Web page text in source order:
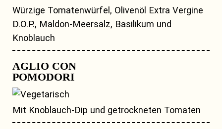
Würzige Tomatenwürfel, Olivenöl Extra Vergine
D.O.P., Maldon-Meersalz, Basilikum und
Knoblauch
AGLIO CON
POMODORI
Mit Knoblauch-Dip und getrockneten Tomaten